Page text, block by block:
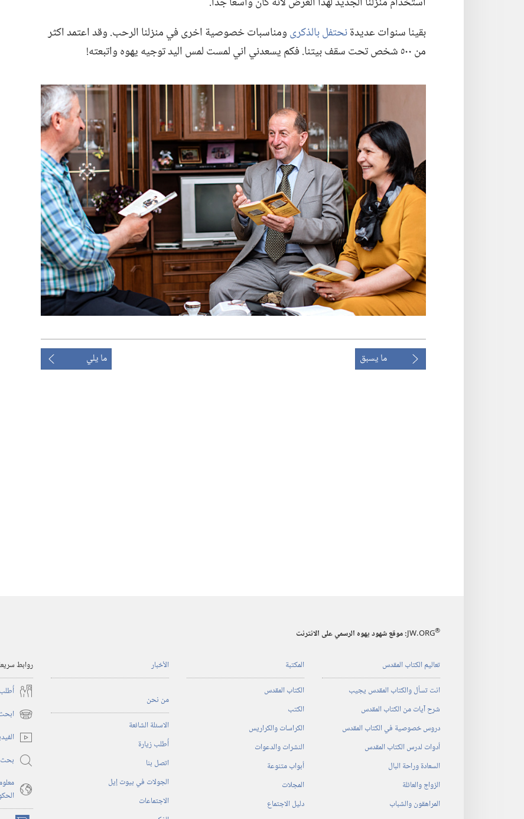
بقينا سنوات عديدةنحتفل بالذكرىومناسبات خصوصية اخرى في منزلنا الرحب.‏ وقد اعتمد اكثر
من ٥٠٠ شخص تحت سقف بيتنا.‏ فكم يسعدني اني لمست لمس اليد توجيه يهوه واتبعته!‏
ما يسبق ما يلي
JW.ORG® :‏ موقع شهود يهوه الرسمي على الانترنت
تعاليم الكتاب المقدس
انت تسأل والكتاب المقدس يجيب
شرح آيات من الكتاب المقدس
دروس خصوصية في الكتاب المقدس
أدوات لدرس الكتاب المقدس
السعادة وراحة البال
الزواج والعائلة
المراهقون والشباب
المكتبة
الكتاب المقدس
الكتب
الكراسات والكراريس
النشرات والدعوات
أبواب متنوعة
المجلات
دليل الاجتماع
الأخبار
من نحن
الاسئلة الشائعة
أُطلب زيارة
اتصل بنا
الجولات في بيوت إيل
الاجتماعات
روابط
(يفتح
نافذة
بحث